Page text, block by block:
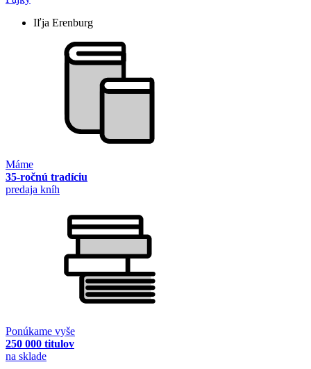
Iľja Erenburg
Máme
35-ročnú tradíciu
predaja kníh
Ponúkame vyše
250 000 titulov
na sklade